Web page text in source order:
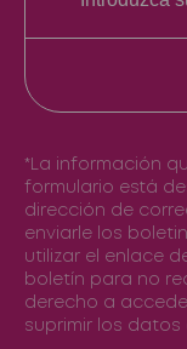
*La información
formulario está
dirección de
enviarle los
utilizar el enlace
boletín para no
derecho a
suprimir los datos